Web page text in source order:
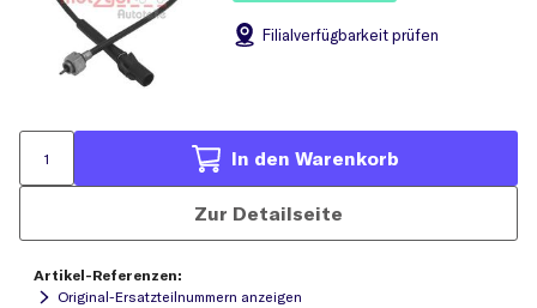
Filialverfügbarkeit prüfen
In den Warenkorb
Zur Detailseite
Artikel-Referenzen:
Original-Ersatzteilnummern anzeigen